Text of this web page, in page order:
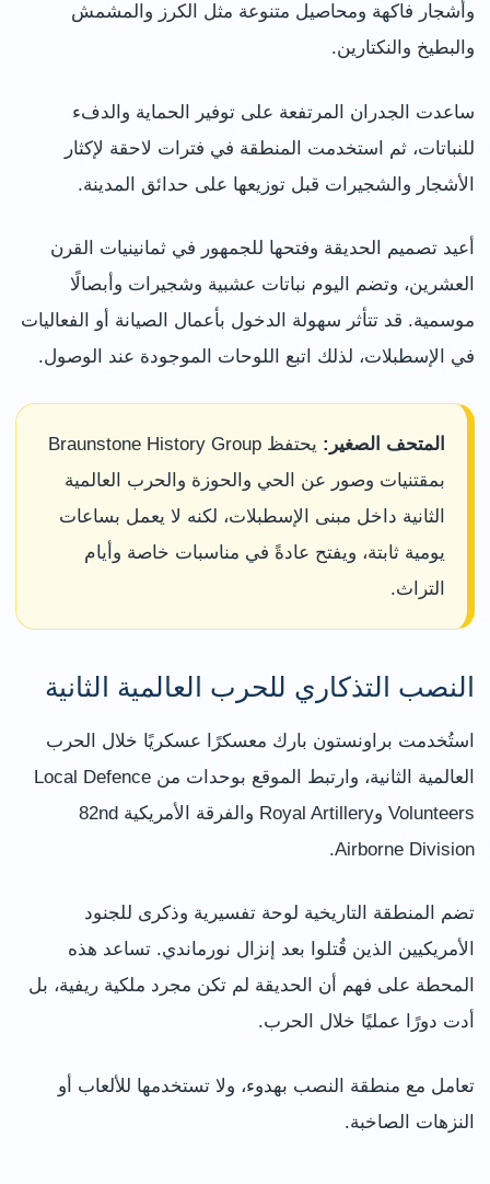
وأشجار فاكهة ومحاصيل متنوعة مثل الكرز والمشمش
والبطيخ والنكتارين.
ساعدت الجدران المرتفعة على توفير الحماية والدفء
للنباتات، ثم استخدمت المنطقة في فترات لاحقة لإكثار
الأشجار والشجيرات قبل توزيعها على حدائق المدينة.
أعيد تصميم الحديقة وفتحها للجمهور في ثمانينيات القرن
العشرين، وتضم اليوم نباتات عشبية وشجيرات وأبصالًا
موسمية. قد تتأثر سهولة الدخول بأعمال الصيانة أو الفعاليات
في الإسطبلات، لذلك اتبع اللوحات الموجودة عند الوصول.
المتحف الصغير:
يحتفظ Braunstone History Group
بمقتنيات وصور عن الحي والحوزة والحرب العالمية
الثانية داخل مبنى الإسطبلات، لكنه لا يعمل بساعات
يومية ثابتة، ويفتح عادةً في مناسبات خاصة وأيام
التراث.
النصب التذكاري للحرب العالمية الثانية
استُخدمت براونستون بارك معسكرًا عسكريًا خلال الحرب
العالمية الثانية، وارتبط الموقع بوحدات من Local Defence
Volunteers وRoyal Artillery والفرقة الأمريكية 82nd
Airborne Division.
تضم المنطقة التاريخية لوحة تفسيرية وذكرى للجنود
الأمريكيين الذين قُتلوا بعد إنزال نورماندي. تساعد هذه
المحطة على فهم أن الحديقة لم تكن مجرد ملكية ريفية، بل
أدت دورًا عمليًا خلال الحرب.
تعامل مع منطقة النصب بهدوء، ولا تستخدمها للألعاب أو
النزهات الصاخبة.